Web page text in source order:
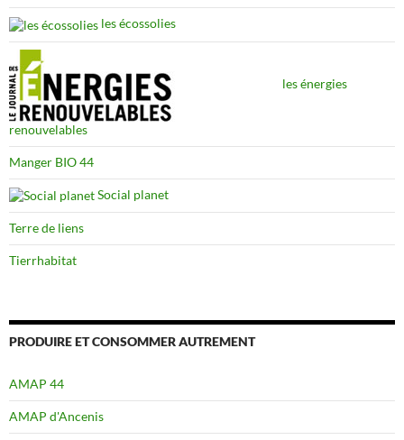
les écossolies
les énergies
renouvelables
Manger BIO 44
Social planet
Terre de liens
Tierrhabitat
PRODUIRE ET CONSOMMER AUTREMENT
AMAP 44
AMAP d'Ancenis